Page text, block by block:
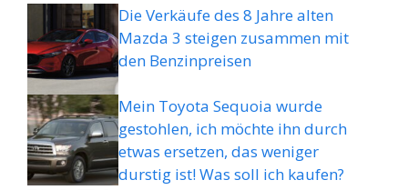
Die Verkäufe des 8 Jahre alten
Mazda 3 steigen zusammen mit
den Benzinpreisen
Mein Toyota Sequoia wurde
gestohlen, ich möchte ihn durch
etwas ersetzen, das weniger
durstig ist! Was soll ich kaufen?